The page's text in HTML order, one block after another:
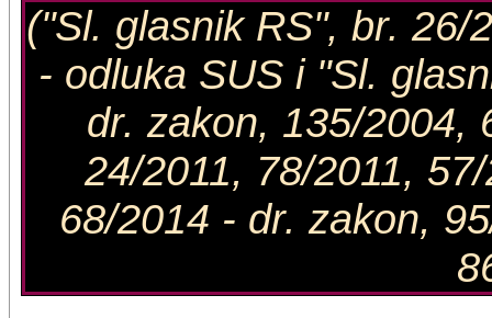
("Sl. glasnik RS", br. 26/
- odluka SUS i "Sl.
dr. zakon, 135/2004,
24/2011, 78/2011,
68/2014 - dr. zakon,